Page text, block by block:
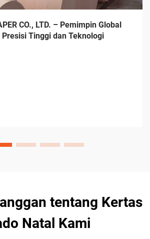
CO., LTD. – Pemimpin Global
Tinggi dan Teknologi
tentang Kertas
Natal Kami